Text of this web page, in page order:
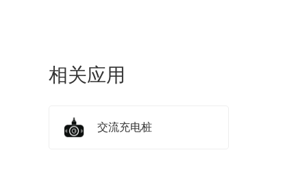
相关应用
交流充电桩